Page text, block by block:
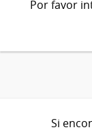
Por favor
Si